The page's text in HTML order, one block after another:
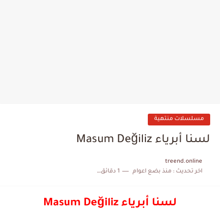
مسلسلات منتهية
لسنا أبرياء Masum Değiliz
treend.online
اخر تحديث :منذ بضع اعوام 1 دقائق للقراءة
لسنا أبرياء Masum Değiliz